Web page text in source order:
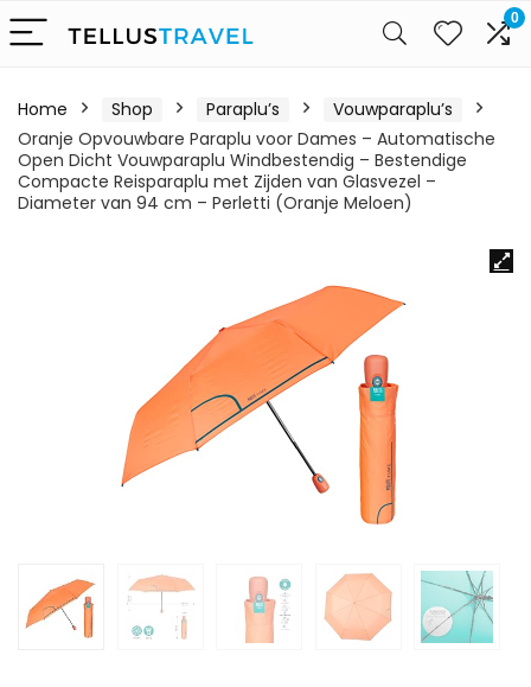
0
Home Shop Paraplu’s
Vouwparaplu’s
Oranje Opvouwbare Paraplu voor Dames – Automatische
Open Dicht Vouwparaplu Windbestendig – Bestendige
Compacte Reisparaplu met Zijden van Glasvezel –
Diameter van 94 cm – Perletti (Oranje Meloen)